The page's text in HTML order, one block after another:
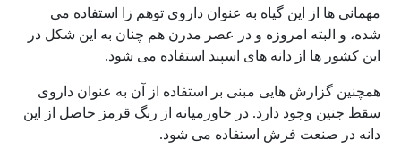
مهمانی ها از این گیاه به عنوان داروی توهم زا استفاده می
شده، و البته امروزه و در عصر مدرن هم چنان به این شکل در
این کشور ها از دانه های اسپند استفاده می شود.
همچنین گزارش هایی مبنی بر استفاده از آن به عنوان داروی
سقط جنین وجود دارد. در خاورمیانه از رنگ قرمز حاصل از این
دانه در صنعت فرش استفاده می شود.